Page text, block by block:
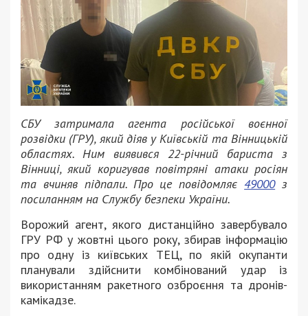
СБУ затримала агента російської воєнної
розвідки (ГРУ), який діяв у Київській та Вінницькій
областях. Ним виявився 22-річний бариста з
Вінниці, який коригував повітряні атаки росіян
та вчиняв підпали. Про це повідомляє49000з
посиланням на Службу безпеки України.
Ворожий агент, якого дистанційно завербувало
ГРУ РФ у жовтні цього року, збирав інформацію
про одну із київських ТЕЦ, по якій окупанти
планували здійснити комбінований удар із
використанням ракетного озброєння та дронів-
камікадзе.